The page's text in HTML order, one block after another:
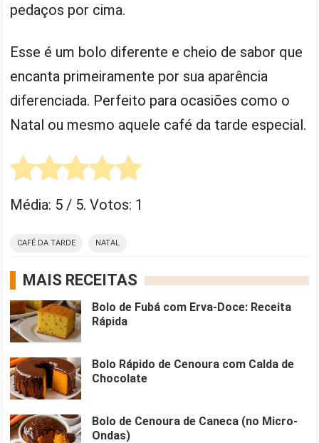
pedaços por cima.
Esse é um bolo diferente e cheio de sabor que
encanta primeiramente por sua aparência
diferenciada. Perfeito para ocasiões como o
Natal ou mesmo aquele café da tarde especial.
Média: 5 / 5. Votos: 1
CAFÉ DA TARDE NATAL
MAIS RECEITAS
Bolo de Fubá com Erva-Doce: Receita
Rápida
Bolo Rápido de Cenoura com Calda de
Chocolate
Bolo de Cenoura de Caneca (no Micro-
Ondas)